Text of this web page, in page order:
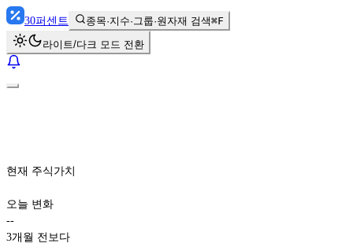
30퍼센트 종목·지수·그룹·원자재 검색⌘F
라이트/다크 모드 전환
현재 주식가치
오늘 변화
--
3개월 전보다